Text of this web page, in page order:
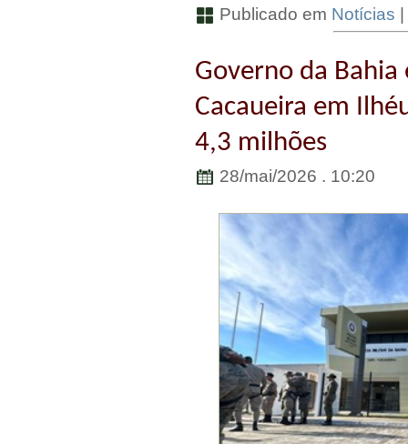
Publicado em Notícias
Governo da Bahia
Cacaueira em
4,3 milhões
28/mai/2026 . 10:20